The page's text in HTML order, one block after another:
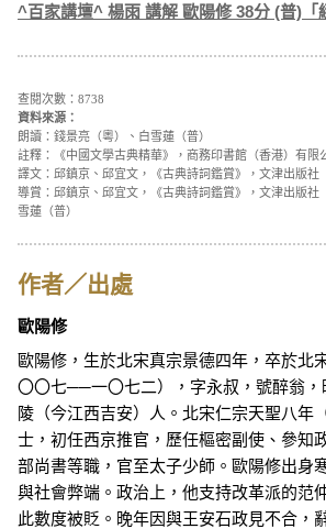
^百家講壇^ 楊雨 講解 歐陽修 38分 (普)「
查閱次數：8738
資料來源：
朗讀：錢景亮（粵）、白雪蓮（普）
註釋：《中國文學古典精華》，商務印書館（香港）有限
譯文：邱鎮京、邱宜文，《古典詩詞鑑賞》，文津出版社
導賞：邱鎮京、邱宜文，《古典詩詞鑑賞》，文津出版社
雪蓮（普）
作者／出處
歐陽修
歐陽修，生於北宋真宗景德四年，卒於北
〇〇七──一〇七二），字永叔，號醉翁
陵（今江西吉安）人。北宋仁宗天聖八年
士，初任西京推官，歷任樞密副使、參知
部尚書等職，官至太子少師。歐陽修出身
與社會弊端。政治上，他支持改革派的范
此數度被貶。晚年因與王安石政見不合，